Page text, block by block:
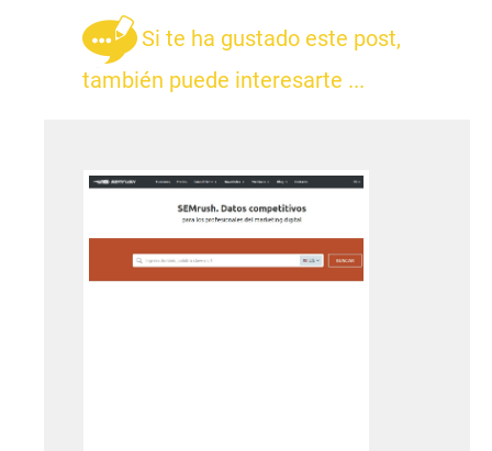
Si te ha gustado este post,
también puede interesarte ...